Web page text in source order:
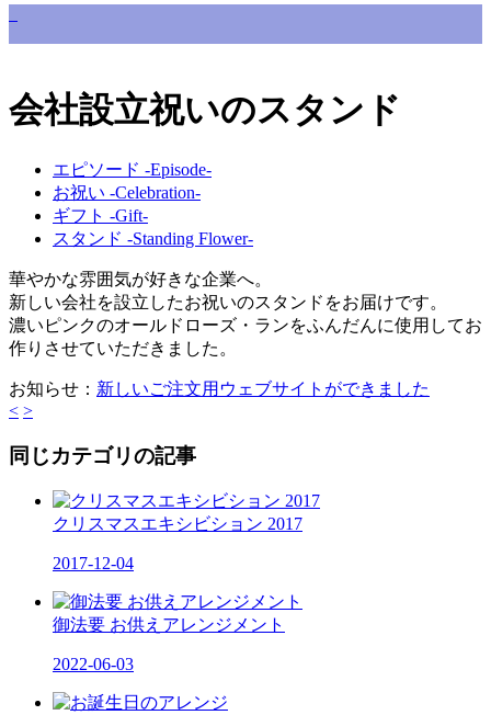
会社設立祝いのスタンド
エピソード -Episode-
お祝い -Celebration-
ギフト -Gift-
スタンド -Standing Flower-
華やかな雰囲気が好きな企業へ。
新しい会社を設立したお祝いのスタンドをお届けです。
濃いピンクのオールドローズ・ランをふんだんに使用してお
作りさせていただきました。
お知らせ： 新しいご注文用ウェブサイトができました
< >
同じカテゴリの記事
クリスマスエキシビション 2017
2017-12-04
御法要 お供えアレンジメント
2022-06-03